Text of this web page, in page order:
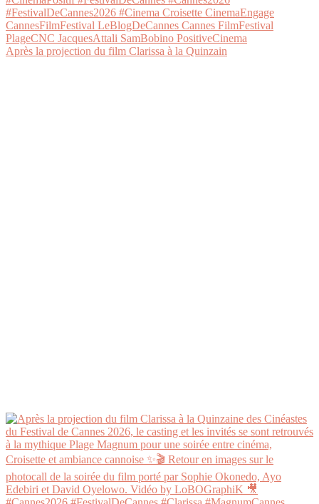
Après la projection du film Clarissa à la Quinzain